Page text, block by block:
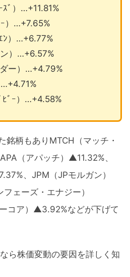
ｽﾞ）…+11.81%
ｰ）…+7.65%
ﾝ）…+6.77%
ン）…+6.57%
ダー）…+4.79%
…+4.71%
ﾋﾞｰ）…+4.58%
銘柄もありMTCH（マッチ・
（アパッチ）▲11.32%、
、JPM（JPモルガン）
ェーズ・エナジー）
コア）▲3.92%などが下げて
なら株価変動の要因を詳しく知